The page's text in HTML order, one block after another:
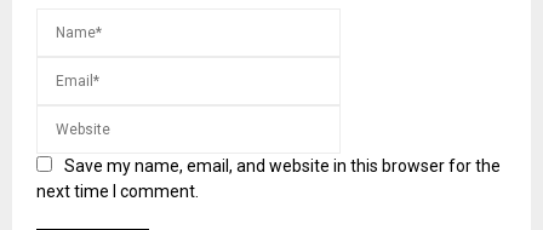
Save my name, email, and website in this browser for the
next time I comment.